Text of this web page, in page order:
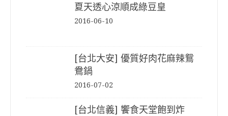
夏天透心涼順成綠豆皇
2016-06-10
[台北大安] 優質好肉花麻辣鴛
鴦鍋
2016-07-02
[台北信義] 饗食天堂飽到炸